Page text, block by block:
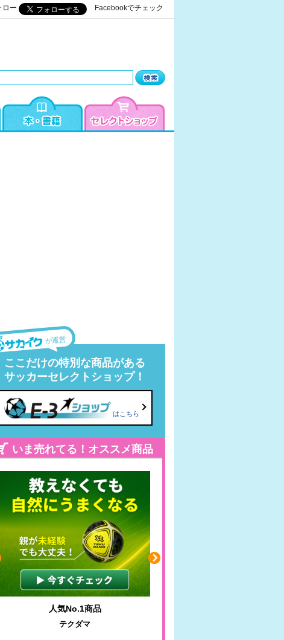
ロー Facebookでチェック
が運営
ここだけの特別な商品がある
サッカーセレクトショップ！
はこちら
いま売れてる！オススメ商品